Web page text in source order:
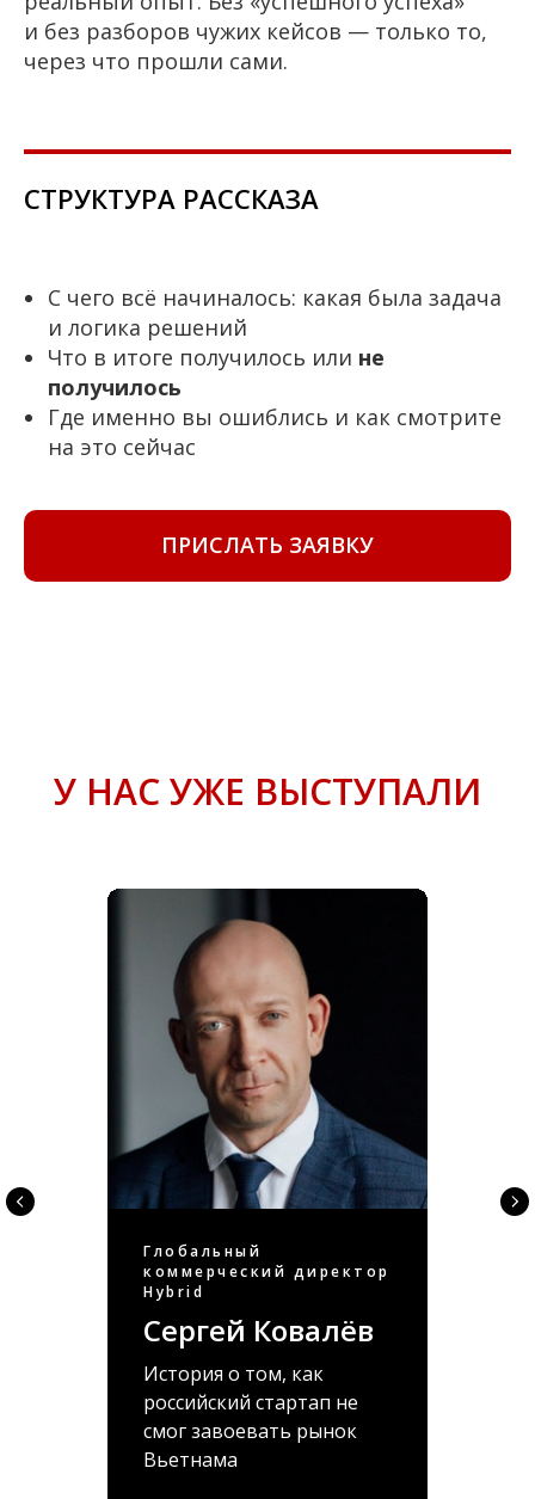
и без разборов чужих кейсов — только то,
через что прошли сами.
СТРУКТУРА РАССКАЗА
С чего всё начиналось: какая была задача
и логика решений
Что в итоге получилось или не
получилось
Где именно вы ошиблись и как смотрите
на это сейчас
ПРИСЛАТЬ ЗАЯВКУ
У НАС УЖЕ ВЫСТУПАЛИ
Глобальный
коммерческий директор
Hybrid
Сергей Ковалёв
История о том, как
российский стартап не
смог завоевать рынок
Вьетнама